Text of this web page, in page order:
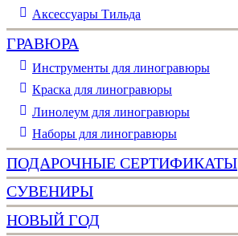
Аксессуары Тильда
ГРАВЮРА
Инструменты для линогравюры
Краска для линогравюры
Линолеум для линогравюры
Наборы для линогравюры
ПОДАРОЧНЫЕ СЕРТИФИКАТЫ
СУВЕНИРЫ
НОВЫЙ ГОД